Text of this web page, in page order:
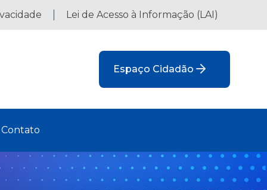
Lei de Acesso à Informação (LAI)
Espaço Cidadão
Contato